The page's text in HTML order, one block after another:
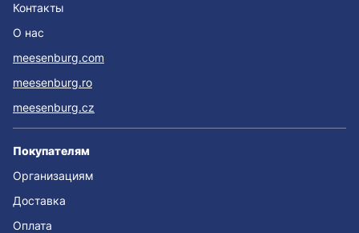
Контакты
О нас
meesenburg.com
meesenburg.ro
meesenburg.cz
Покупателям
Организациям
Доставка
Оплата